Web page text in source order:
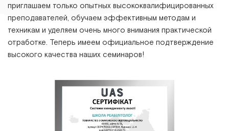
приглашаем только опытных высококвалифицированных
преподавателей, обучаем эффективным методам и
техникам и уделяем очень много внимания практической
отработке. Теперь имеем официальное подтверждение
высокого качества наших семинаров!